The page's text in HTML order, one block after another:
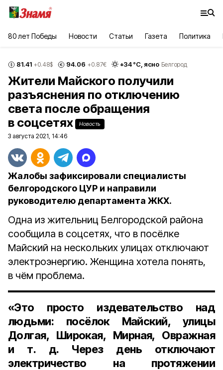
80 лет Победы Новости Статьи Газета Политика
81.41 +0.48$ 94.06 +0.87€ +34°С, ясно Белгород
Жители Майского получили
разъяснения по отключению
света после обращения
в соцсетях
Новость
3 августа 2021, 14:46
Жалобы зафиксировали специалисты
белгородского ЦУР и направили
руководителю департамента ЖКХ.
Одна из жительниц Белгородской района
сообщила в соцсетях, что в посёлке
Майский на нескольких улицах отключают
электроэнергию. Женщина хотела понять,
в чём проблема.
«Это просто издевательство над
людьми: посёлок Майский, улицы
Долгая, Широкая, Мирная, Овражная
и т. д. Через день отключают
электричество на протяжении